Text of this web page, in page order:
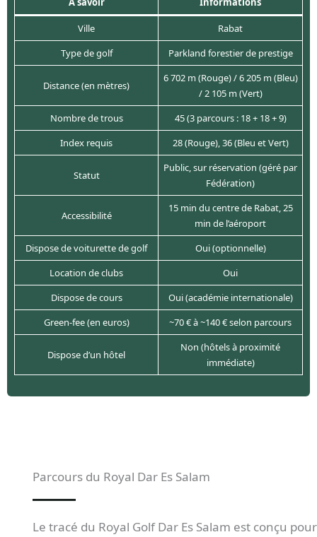
Ville
Rabat
Type de golf
Parkland forestier de prestige
Distance (en mètres)
6 702 m (Rouge) / 6 205 m (Bleu)
/ 2 105 m (Vert)
Nombre de trous
45 (3 parcours : 18 + 18 + 9)
Index requis
28 (Rouge), 36 (Bleu et Vert)
Statut
Public, sur réservation (géré par
Fédération)
Accessibilité
15 min du centre de Rabat, 25
min de l’aéroport
Dispose de voiturette de golf
Oui (optionnelle)
Location de clubs
Oui
Dispose de cours
Oui (académie internationale)
Green-fee (en euros)
~70 € à ~140 € selon parcours
Dispose d’un hôtel
Non (hôtels à proximité
immédiate)
Parcours du Royal Dar Es Salam
Le tracé du Royal Golf Dar Es Salam est conçu pour